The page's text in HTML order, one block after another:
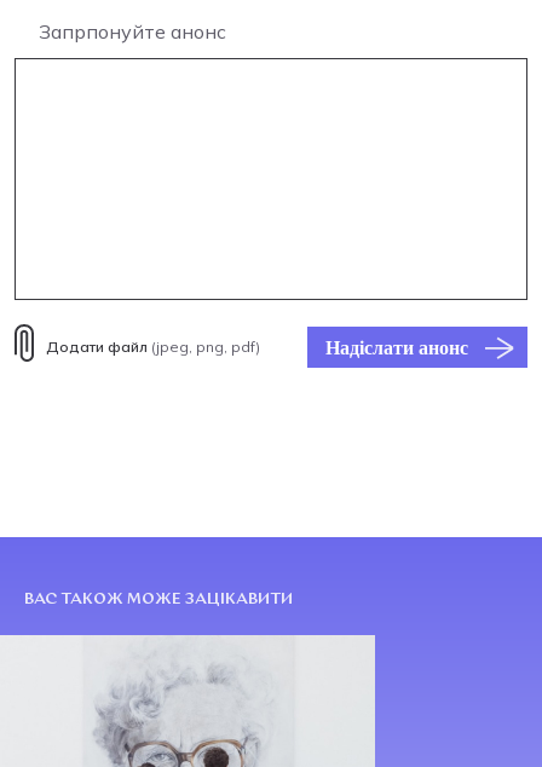
Запрпонуйте анонс
Додати файл (jpeg, png, pdf) Надіслати анонс
ВАС ТАКОЖ МОЖЕ ЗАЦІКАВИТИ